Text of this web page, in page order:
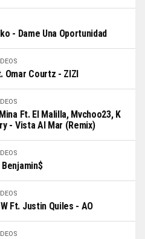
- Dame Una Oportunidad
Omar Courtz - ZIZI
Ft. El Malilla, Mvchoo23, K
- Vista Al Mar (Remix)
Ft. Justin Quiles - AO